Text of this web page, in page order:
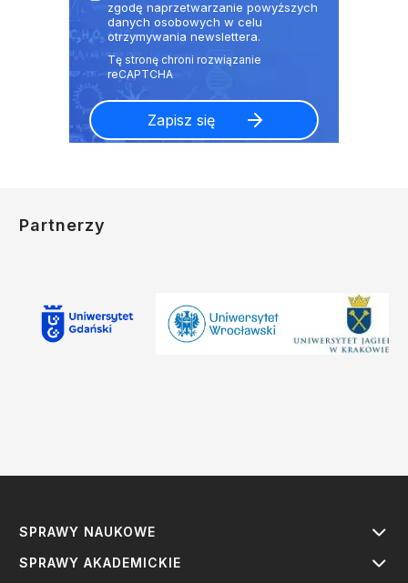
zgodę naprzetwarzanie powyższych
danych osobowych w celu
otrzymywania newslettera.
Partnerzy
SPRAWY NAUKOWE
SPRAWY AKADEMICKIE